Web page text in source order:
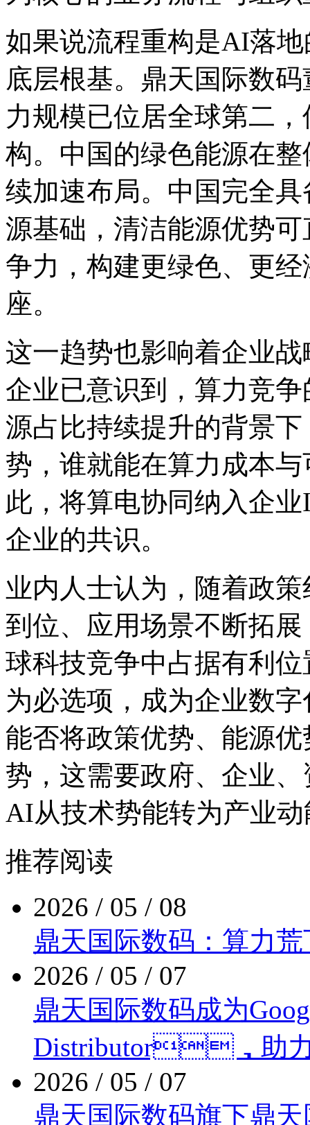
如果说流程重构是AI落地
底层根基。鼎天国际数码
力规模已位居全球第二
构。中国的绿色能源在整
续加速布局。中国完全
源基础，清洁能源优
争力，构建更绿色、
座。
这一趋势也影响着企业
企业已意识到，算力
源占比持续提升的背景下
势，谁就能在算力成
此，将算电协同纳入企
企业的共识。
业内人士认为，随着政
到位、应用场景不断拓
球科技竞争中占据有利
为必选项，成为企业
能否将政策优势、能源
势，这需要政府、企业
AI从技术势能转为产业
推荐阅读
2026 / 05 / 08
鼎天国际数码：算力
2026 / 05 / 07
鼎天国际数码成为
Distributor，助
2026 / 05 / 07
鼎天国际数码旗下鼎